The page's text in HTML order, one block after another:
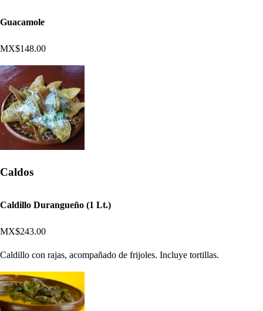
Guacamole
MX$148.00
Caldos
Caldillo Durangueño (1 Lt.)
MX$243.00
Caldillo con rajas, acompañado de frijoles. Incluye tortillas.